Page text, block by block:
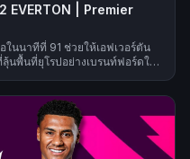
EVERTON | Premier
นนาทีที่ 91 ช่วยให้เอฟเวอร์ตัน
นพื้นที่ยุโรปอย่างเบรนท์ฟอร์ดใน
ารแบ่งแต้มอย่างสมควร